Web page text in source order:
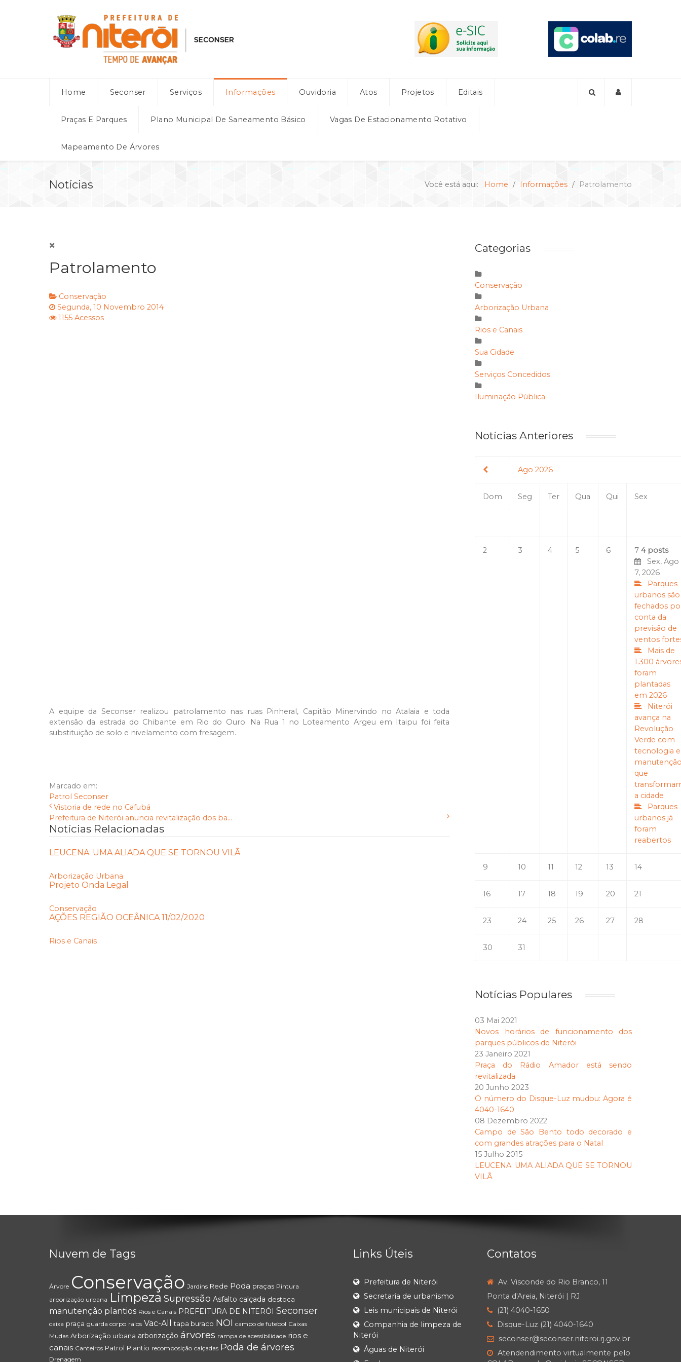
Home Seconser Serviços Informações Ouvidoria Atos Projetos Editais
Praças E Parques Plano Municipal De Saneamento Básico Vagas De Estacionamento Rotativo
Mapeamento De Árvores
Notícias Você está aqui: Home Informações Patrolamento
Patrolamento
Conservação
Segunda, 10 Novembro 2014
1155 Acessos
A equipe da Seconser realizou patrolamento nas ruas Pinheral, Capitão Minervindo no Atalaia e toda
extensão da estrada do Chibante em Rio do Ouro. Na Rua 1 no Loteamento Argeu em Itaipu foi feita
substituição de solo e nivelamento com fresagem.
Marcado em:
Patrol Seconser
Vistoria de rede no Cafubá
Prefeitura de Niterói anuncia revitalização dos ba...
Notícias Relacionadas
LEUCENA: UMA ALIADA QUE SE TORNOU VILÃ
Arborização Urbana
Projeto Onda Legal
Conservação
AÇÕES REGIÃO OCEÂNICA 11/02/2020
Rios e Canais
Categorias
Conservação
Arborização Urbana
Rios e Canais
Sua Cidade
Serviços Concedidos
Iluminação Pública
Notícias Anteriores
Ago 2026
Dom Seg Ter Qua Qui Sex
2 3 4 5 6 7 4 posts
Sex, Ago
7, 2026
Parques
urbanos são
fechados
conta da
previsão de
ventos
Mais de
1.300
foram
plantadas
em 2026
Niterói
avança na
Revolução
Verde com
tecnologia e
que
a cidade
Parques
urbanos já
foram
reabertos
9 10 11 12 13 14
16 17 18 19 20 21
23 24 25 26 27 28
30 31
Notícias Populares
03 Mai 2021
Novos horários de funcionamento dos
parques públicos de Niterói
23 Janeiro 2021
Praça do Rádio Amador está sendo
revitalizada
20 Junho 2023
O número do Disque-Luz mudou: Agora é
4040-1640
08 Dezembro 2022
Campo de São Bento todo decorado e
com grandes atrações para o Natal
15 Julho 2015
LEUCENA: UMA ALIADA QUE SE TORNOU
VILÃ
Nuvem de Tags
Árvore Conservação Jardins Rede Poda praças Pintura
arborização urbana Limpeza Supressão Asfalto calçada destoca
manutenção plantios Rios e Canais PREFEITURA DE NITERÓI Seconser
caixa praça guarda corpo ralos Vac-All tapa buraco NOI campo de futebol Caixas
Mudas Arborização urbana arborização árvores rampa de acessibilidade rios e
canais Canteiros Patrol Plantio recomposição calçadas Poda de árvores
Drenagem
Links Úteis
Prefeitura de Niterói
Secretaria de urbanismo
Leis municipais de Niterói
Companhia de limpeza de
Niterói
Águas de Niterói
Contatos
Av. Visconde do Rio Branco, 11
Ponta d'Areia, Niterói | RJ
(21) 4040-1650
Disque-Luz (21) 4040-1640
seconser@seconser.niteroi.rj.gov.br
Atendendimento virtualmente pelo